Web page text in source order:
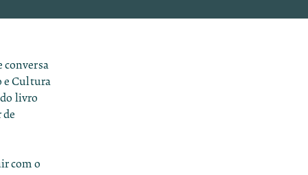
conversa
e Cultura
livro
com o